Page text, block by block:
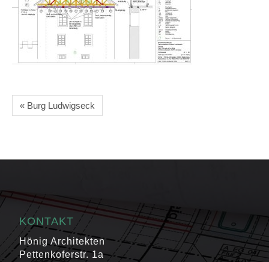
« Burg Ludwigseck
KONTAKT
Hönig Architekten
Pettenkoferstr. 1a